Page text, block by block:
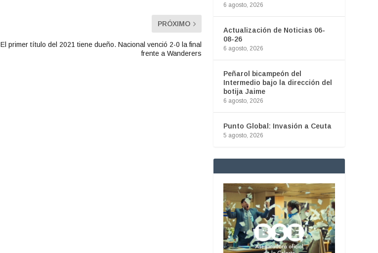
PRÓXIMO
El primer título del 2021 tiene dueño. Nacional venció 2-0 la final
frente a Wanderers
6 agosto, 2026
Actualización de Noticias 06-
08-26
6 agosto, 2026
Peñarol bicampeón del
Intermedio bajo la dirección del
botija Jaime
6 agosto, 2026
Punto Global: Invasión a Ceuta
5 agosto, 2026